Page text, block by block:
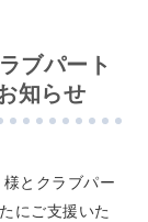
ブパート
知らせ
と クラブパー
にご支援いた